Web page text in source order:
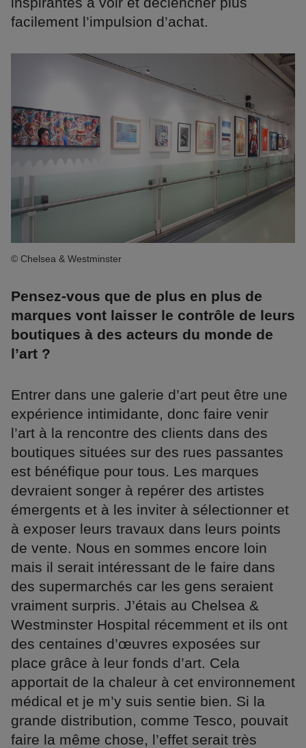
facilement l’impulsion d’achat.
© Chelsea & Westminster
Pensez-vous que de plus en plus de
marques vont laisser le contrôle de leurs
boutiques à des acteurs du monde de
l’art ?
Entrer dans une galerie d’art peut être une
expérience intimidante, donc faire venir
l’art à la rencontre des clients dans des
boutiques situées sur des rues passantes
est bénéfique pour tous. Les marques
devraient songer à repérer des artistes
émergents et à les inviter à sélectionner et
à exposer leurs travaux dans leurs points
de vente. Nous en sommes encore loin
mais il serait intéressant de le faire dans
des supermarchés car les gens seraient
vraiment surpris. J’étais au Chelsea &
Westminster Hospital récemment et ils ont
des centaines d’œuvres exposées sur
place grâce à leur fonds d’art. Cela
apportait de la chaleur à cet environnement
médical et je m’y suis sentie bien. Si la
grande distribution, comme Tesco, pouvait
faire la même chose, l’effet serait très